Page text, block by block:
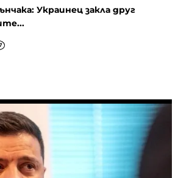
Украинец закла друг